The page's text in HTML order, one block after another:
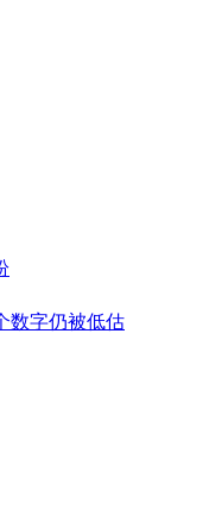
数字仍被低估